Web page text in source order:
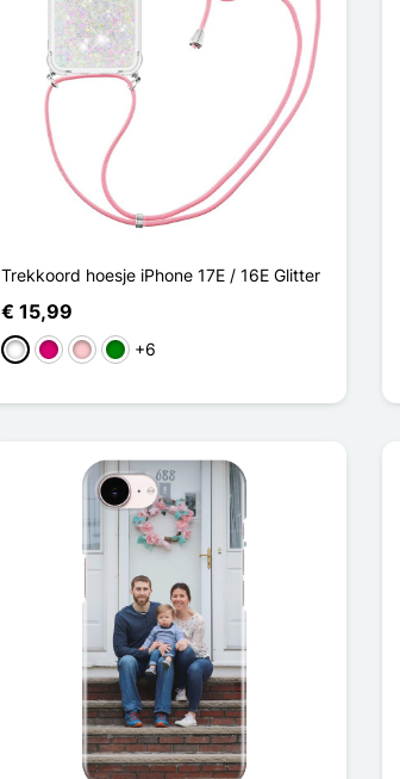
Trekkoord hoesje iPhone 17E / 16E Glitter
€ 15,99
Wit Magenta
RozeGroen
+6